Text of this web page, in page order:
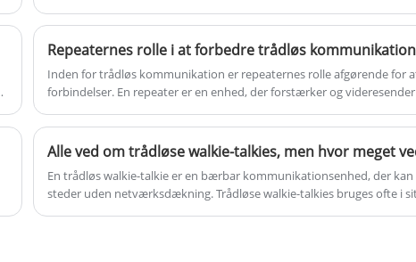
Multiplexing)
Multiple
Repeaternes rolle i at forbedre trådløs kommunikation
Inden for trådløs kommunikation er repeaternes rolle afgørende for
forbindelser. En repeater er en enhed, der forstærker og
En trådløs walkie-talkie er en bærbar kommunikationsenhed, der
steder uden netværksdækning. Trådløse walkie-talkies bruges ofte i